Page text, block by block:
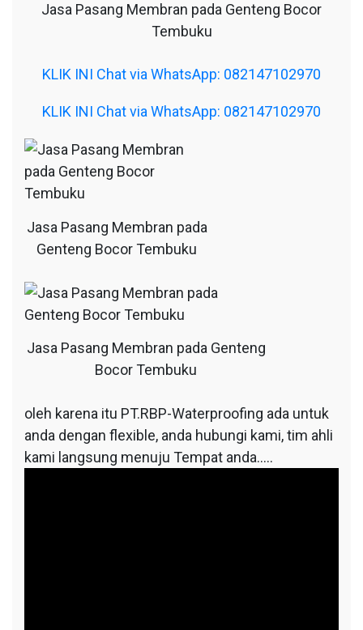
Jasa Pasang Membran pada Genteng Bocor
Tembuku
KLIK INI Chat via WhatsApp: 082147102970
KLIK INI Chat via WhatsApp: 082147102970
Jasa Pasang Membran pada
Genteng Bocor Tembuku
Jasa Pasang Membran pada Genteng
Bocor Tembuku
oleh karena itu PT.RBP-Waterproofing ada untuk
anda dengan flexible, anda hubungi kami, tim ahli
kami langsung menuju Tempat anda…..